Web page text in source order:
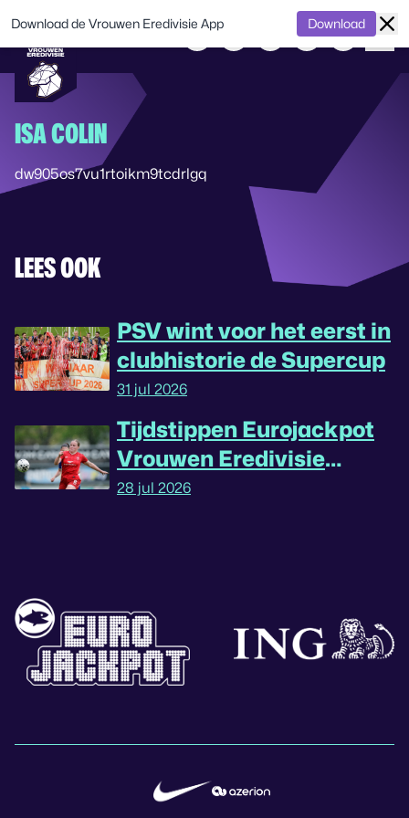
ISA COLIN
dw905os7vu1rtoikm9tcdrlgq
LEES OOK
PSV wint voor het eerst in
clubhistorie de Supercup
31 jul 2026
Tijdstippen Eurojackpot
Vrouwen Eredivisie
omgedraaid
28 jul 2026
Download de Vrouwen Eredivisie App Download